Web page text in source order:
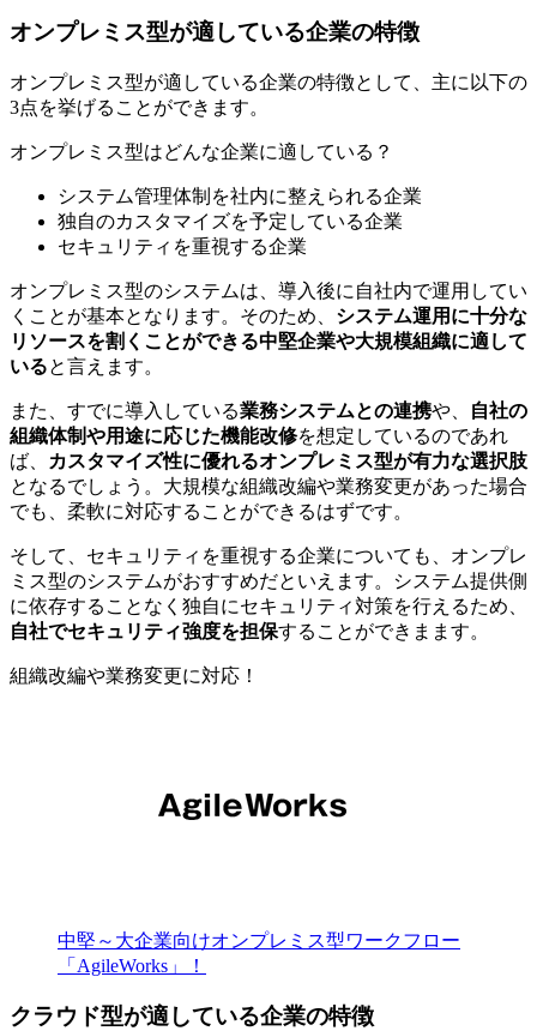
オンプレミス型が適している企業の特徴
オンプレミス型が適している企業の特徴として、主に以下の
3点を挙げることができます。
オンプレミス型はどんな企業に適している？
システム管理体制を社内に整えられる企業
独自のカスタマイズを予定している企業
セキュリティを重視する企業
オンプレミス型のシステムは、導入後に自社内で運用してい
くことが基本となります。そのため、 システム運用に十分な
リソースを割くことができる中堅企業や大規模組織に適して
いると言えます。
また、すでに導入している業務システムとの連携や、
自社の
組織体制や用途に応じた機能改修を想定しているのであれ
ば、
カスタマイズ性に優れるオンプレミス型が有力な選択肢
となるでしょう。大規模な組織改編や業務変更があった場合
でも、柔軟に対応することができるはずです。
そして、セキュリティを重視する企業についても、オンプレ
ミス型のシステムがおすすめだといえます。システム提供側
に依存することなく独自にセキュリティ対策を行えるため、
自社でセキュリティ強度を担保することができまます。
組織改編や業務変更に対応！
中堅～大企業向けオンプレミス型ワークフロー
「AgileWorks」！
クラウド型が適している企業の特徴